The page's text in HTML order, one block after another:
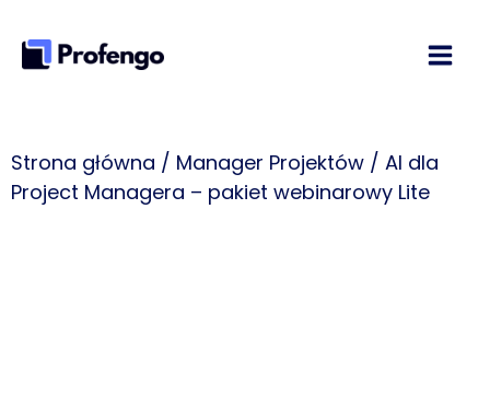
do
treści
Strona główna / Manager Projektów / AI dla
Project Managera – pakiet webinarowy Lite